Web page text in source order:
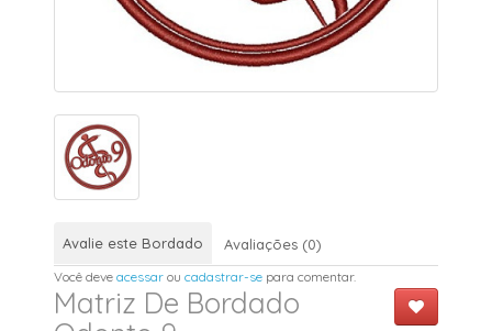
Avalie este Bordado Avaliações (0)
Você deveacessar oucadastrar-se para comentar.
Matriz De Bordado